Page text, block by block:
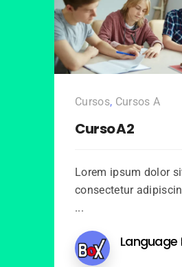
Cursos, Cursos A
Curso A2
Lorem ipsum dolor
consectetur
...
Language